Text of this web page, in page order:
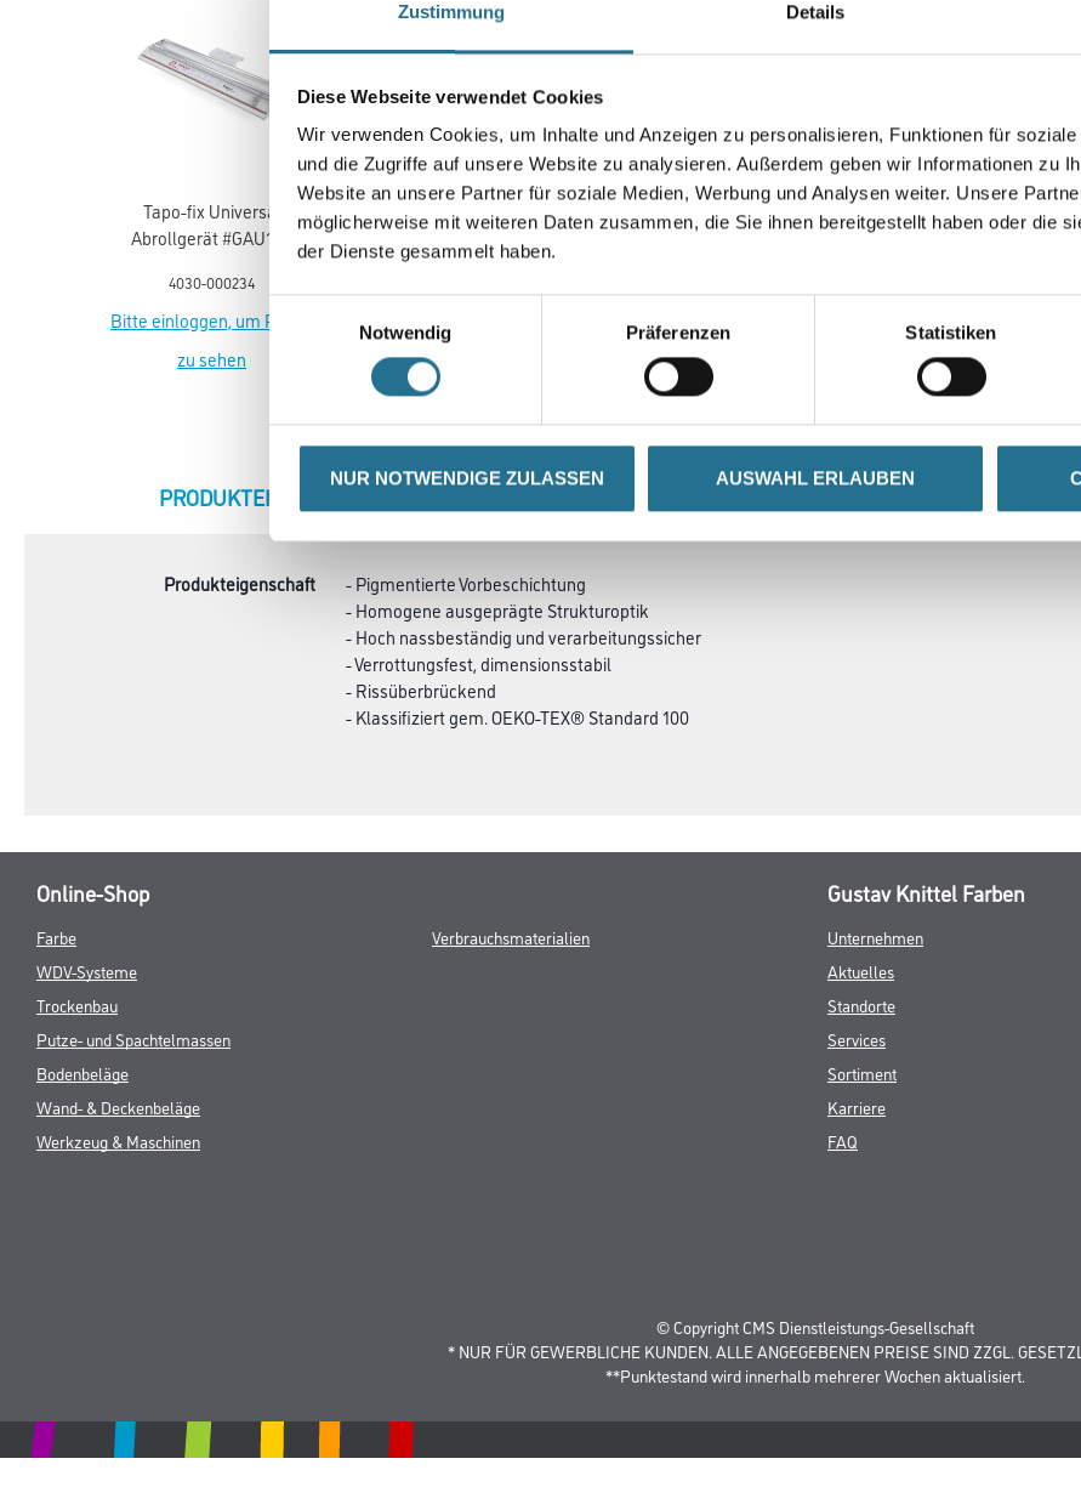
Zustimmung Details
Diese Webseite verwendet Cookies
Wir verwenden Cookies, um Inhalte und Anzeigen zu personalisieren, Funktionen für
und die Zugriffe auf unsere Website zu analysieren. Außerdem geben wir Informationen zu
Website an unsere Partner für soziale Medien, Werbung und Analysen weiter. Unsere
möglicherweise mit weiteren Daten zusammen, die Sie ihnen bereitgestellt haben oder die
der Dienste gesammelt haben.
Notwendig
Präferenzen Statistiken
NUR NOTWENDIGE ZULASSEN AUSWAHL ERLAUBEN
Tapo-fix Universal
Abrollgerät #GAU109
4030-000234
Bitte einloggen, um Preise
zu sehen
WD Tapezierspachtel blau
240x120mm
Bitte einloggen, um Preise
zu sehen
MPlus Abbrechklinge
18mm (1PCK = 10 Klingen)
Bitte einloggen, um Preise
zu sehen
CURRENT
PRODUKTEIGENSCHAFTEN
Produkteigenschaft
- Pigmentierte Vorbeschichtung
- Homogene ausgeprägte Strukturoptik
- Hoch nassbeständig und verarbeitungssicher
- Verrottungsfest, dimensionsstabil
- Rissüberbrückend
- Klassifiziert gem. OEKO-TEX® Standard 100
Online-Shop
Farbe
WDV-Systeme
Trockenbau
Putze- und Spachtelmassen
Bodenbeläge
Wand- & Deckenbeläge
Werkzeug & Maschinen
Verbrauchsmaterialien
Gustav Knittel Farben
Unternehmen
Aktuelles
Standorte
Services
Sortiment
Karriere
FAQ
© Copyright CMS Dienstleistungs-Gesellschaft
* NUR FÜR GEWERBLICHE KUNDEN. ALLE ANGEGEBENEN PREISE SIND ZZGL.
**Punktestand wird innerhalb mehrerer Wochen aktualisiert.